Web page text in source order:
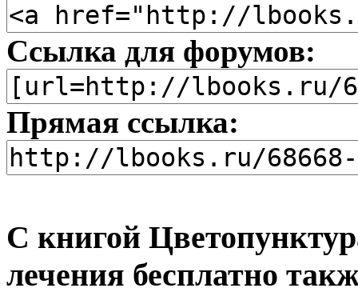
Ссылка для форумов:
Прямая ссылка:
С книгой
лечения бесплатно